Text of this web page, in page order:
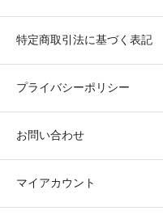
特定商取引法に基づく表記
プライバシーポリシー
お問い合わせ
マイアカウント